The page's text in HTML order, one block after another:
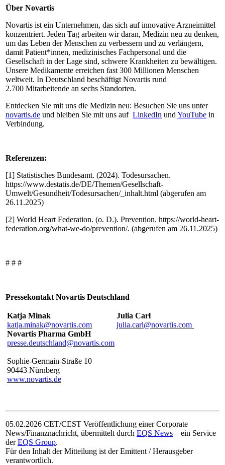
Über Novartis
Novartis ist ein Unternehmen, das sich auf innovative Arzneimittel
konzentriert. Jeden Tag arbeiten wir daran, Medizin neu zu denken,
um das Leben der Menschen zu verbessern und zu verlängern,
damit Patient*innen, medizinisches Fachpersonal und die
Gesellschaft in der Lage sind, schwere Krankheiten zu bewältigen.
Unsere Medikamente erreichen fast 300 Millionen Menschen
weltweit. In Deutschland beschäftigt Novartis rund
2.700 Mitarbeitende an sechs Standorten.
Entdecken Sie mit uns die Medizin neu: Besuchen Sie uns unter
novartis.de und bleiben Sie mit uns auf LinkedIn und YouTube in
Verbindung.
Referenzen:
[1] Statistisches Bundesamt. (2024). Todesursachen.
https://www.destatis.de/DE/Themen/Gesellschaft-
Umwelt/Gesundheit/Todesursachen/_inhalt.html (abgerufen am
26.11.2025)
[2] World Heart Federation. (o. D.). Prevention. https://world-heart-
federation.org/what-we-do/prevention/. (abgerufen am 26.11.2025)
# # #
Pressekontakt Novartis Deutschland
Katja Minak
katja.minak@novartis.com
Novartis Pharma GmbH
presse.deutschland@novartis.com
Sophie-Germain-Straße 10
90443 Nürnberg
www.novartis.de
Julia Carl
julia.carl@novartis.com
05.02.2026 CET/CEST Veröffentlichung einer Corporate
News/Finanznachricht, übermittelt durch EQS News – ein Service
derEQS Group.
Für den Inhalt der Mitteilung ist der Emittent / Herausgeber
verantwortlich.